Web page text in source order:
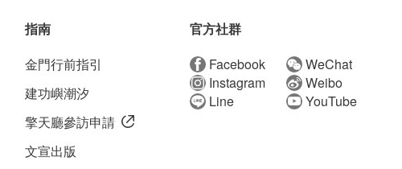
指南
金門行前指引
建功嶼潮汐
擎天廳參訪申請
文宣出版
官方社群
Facebook
WeChat
Instagram
Weibo
Line
YouTube